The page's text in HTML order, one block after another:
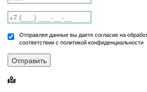
Отправляя данные вы даете согласие на
соответствии с политикой конфиденциальности
Отправить